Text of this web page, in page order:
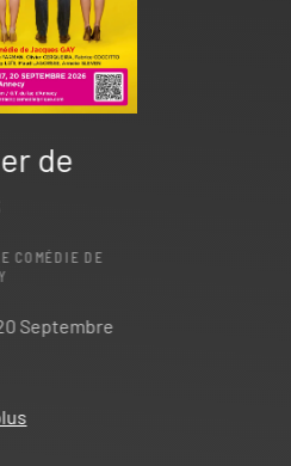
de
COMÉDIE DE
Septembre